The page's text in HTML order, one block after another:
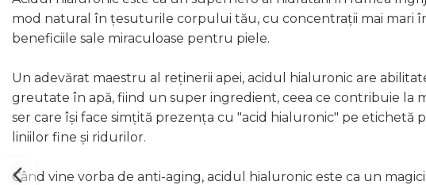
mod natural în țesuturile corpului tău, cu concentrații mai mari
beneficiile sale miraculoase pentru piele.
Un adevărat maestru al reținerii apei, acidul hialuronic are
greutate în apă, fiind un super ingredient, ceea ce contribuie la
ser care își face simțită prezența cu "acid hialuronic" pe
liniilor fine și ridurilor.
Când vine vorba de anti-aging, acidul hialuronic este ca un